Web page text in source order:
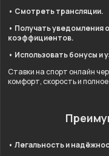
• Смотреть трансляции.
• Получать уведомления
коэффициентов.
• Использовать бонусы и
Ставки на спорт онлайн
комфорт, скорость и
• Легальность и